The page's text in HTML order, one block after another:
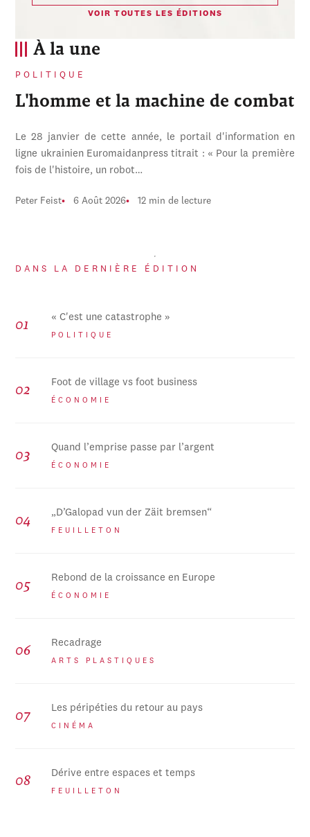
À la une
POLITIQUE
L'homme et la machine de combat
Le 28 janvier de cette année, le portail d'information en
ligne ukrainien Euromaidanpress titrait : « Pour la première
fois de l'histoire, un robot…
Peter Feist 6 Août 2026 12 min de lecture
DANS LA DERNIÈRE ÉDITION
« C'est une catastrophe »
POLITIQUE
Foot de village vs foot business
ÉCONOMIE
Quand l’emprise passe par l’argent
ÉCONOMIE
„D’Galopad vun der Zäit bremsen“
FEUILLETON
Rebond de la croissance en Europe
ÉCONOMIE
Recadrage
ARTS PLASTIQUES
Les péripéties du retour au pays
CINÉMA
Dérive entre espaces et temps
FEUILLETON
VOIR TOUTES LES ÉDITIONS